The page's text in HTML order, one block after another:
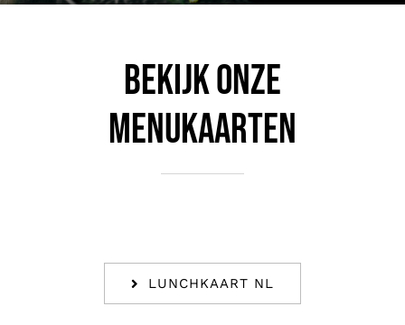
Bekijk onze
menukaarten
LUNCHKAART NL